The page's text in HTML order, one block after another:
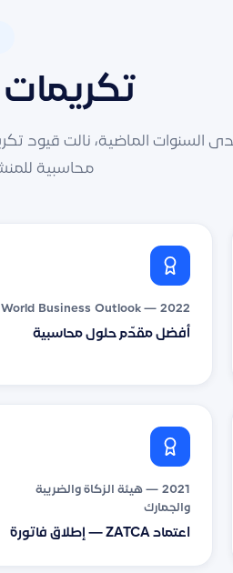
السنوات الماضية، نالت قيود
محاسبية
2022 — World Business Outlook
أفضل مقدّم حلول محاسبية
2021 — هيئة الزكاة والضريبة
والجمارك
اعتماد ZATCA — إطلاق فاتورة